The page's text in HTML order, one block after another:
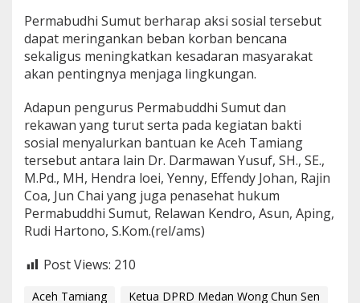
Permabudhi Sumut berharap aksi sosial tersebut
dapat meringankan beban korban bencana
sekaligus meningkatkan kesadaran masyarakat
akan pentingnya menjaga lingkungan.
Adapun pengurus Permabuddhi Sumut dan
rekawan yang turut serta pada kegiatan bakti
sosial menyalurkan bantuan ke Aceh Tamiang
tersebut antara lain Dr. Darmawan Yusuf, SH., SE.,
M.Pd., MH, Hendra loei, Yenny, Effendy Johan, Rajin
Coa, Jun Chai yang juga penasehat hukum
Permabuddhi Sumut, Relawan Kendro, Asun, Aping,
Rudi Hartono, S.Kom.(rel/ams)
Post Views: 210
Aceh Tamiang Ketua DPRD Medan Wong Chun Sen